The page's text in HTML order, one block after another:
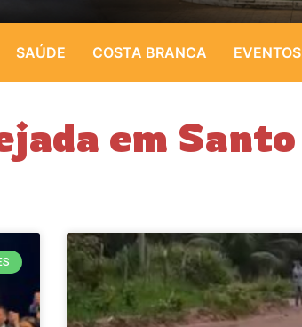
SAÚDE COSTA BRANCA EVENTOS
em Santo